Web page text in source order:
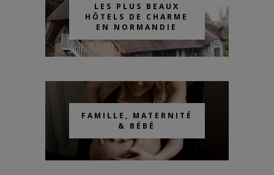
LES PLUS BEAUX
HÔTELS DE CHARME
EN NORMANDIE
FAMILLE, MATERNITÉ
& BÉBÉ